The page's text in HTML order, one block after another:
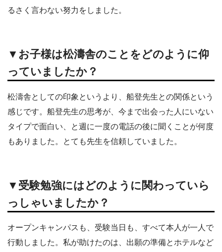
るさく言わない努力をしました。
▼お子様は松濤舎のことをどのように仰
っていましたか？
松濤舎としての印象というより、船登先生との関係という
感じです。船登先生の思考が、今まで出会った人にいない
タイプで面白い、と週に一度の電話の後に聞くことが何度
もありました。とても先生を信頼していました。
▼受験勉強にはどのように関わっていら
っしゃいましたか？
オープンキャンパスも、受験当日も、すべて本人が一人で
行動しました。私が助けたのは、出願の準備とホテルなど